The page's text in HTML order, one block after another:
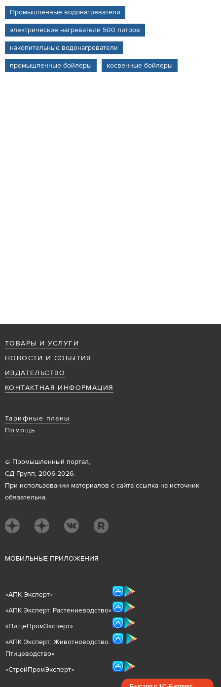
Промышленные водонагреватели
электрические нагреватели 500 литров
накопительные водонагреватели
промышленные бойлеры
косвенные бойлеры
ТОВАРЫ И УСЛУГИ
НОВОСТИ И СОБЫТИЯ
ИЗДАТЕЛЬСТВО
КОНТАКТНАЯ ИНФОРМАЦИЯ
Тарифные планы
Помощь
© Промышленный портал,
СД Групп, 2006-2026.
При использовании материалов с сайта ссылка на источник
обязательна.
МОБИЛЬНЫЕ ПРИЛОЖЕНИЯ
«АПК Эксперт»
«АПК Эксперт. Растениеводство»
«ПищеПромЭксперт»
«АПК Эксперт: Животноводство.
Птицеводство»
«СтройПромЭксперт»